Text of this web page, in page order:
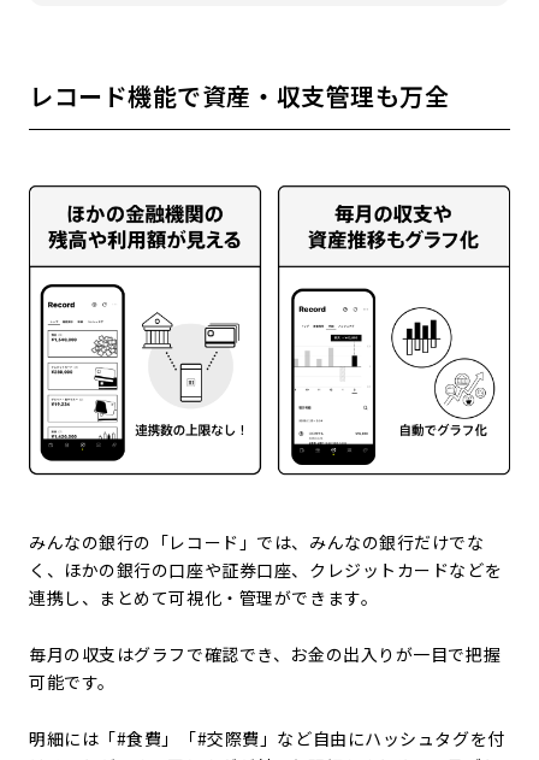
レコード機能で資産・収支管理も万全
みんなの銀行の「レコード」では、みんなの銀行だけでな
く、ほかの銀行の口座や証券口座、クレジットカードなどを
連携し、まとめて可視化・管理ができます。
毎月の収支はグラフで確認でき、お金の出入りが一目で把握
可能です。
明細には「#食費」「#交際費」など自由にハッシュタグを付